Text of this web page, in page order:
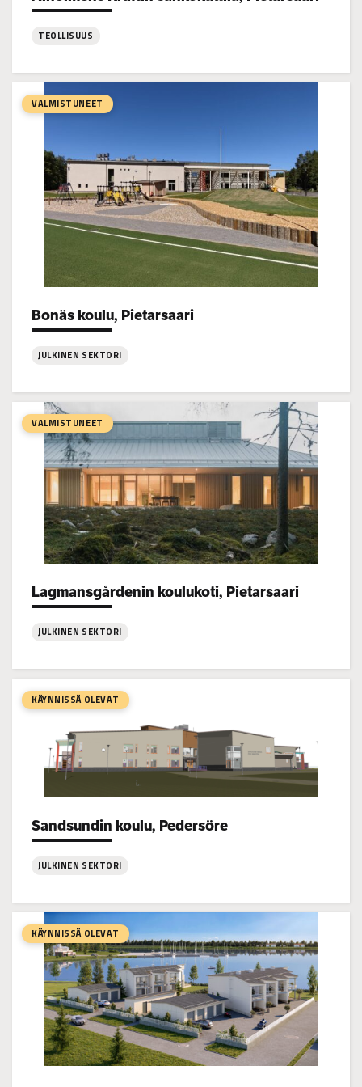
TEOLLISUUS
Alholmens
Kraftin
sähkökattila,
VALMISTUNEET
Bonäs koulu, Pietarsaari
Project types:
JULKINEN SEKTORI
Bonäs
koulu,
Pietarsaari
VALMISTUNEET
Lagmansgårdenin koulukoti, Pietarsaari
Project types:
JULKINEN SEKTORI
Lagmansgårdenin
koulukoti,
Pietarsaari
KÄYNNISSÄ OLEVAT
Sandsundin koulu, Pedersöre
Project types:
JULKINEN SEKTORI
Sandsundin
koulu,
Pedersöre
KÄYNNISSÄ OLEVAT